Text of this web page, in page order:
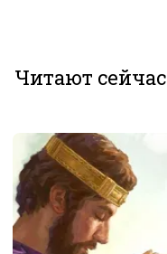
Читают сейчас